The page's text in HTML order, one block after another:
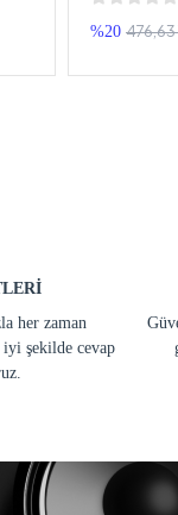
%20 476,63
her zaman
şekilde cevap